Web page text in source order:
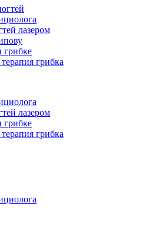
лазером
грибке
грибка
лазером
грибке
грибка